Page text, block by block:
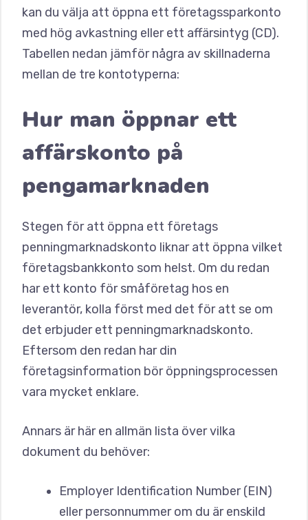
kan du välja att öppna ett företagssparkonto
med hög avkastning eller ett affärsintyg (CD).
Tabellen nedan jämför några av skillnaderna
mellan de tre kontotyperna:
Hur man öppnar ett
affärskonto på
pengamarknaden
Stegen för att öppna ett företags
penningmarknadskonto liknar att öppna vilket
företagsbankkonto som helst. Om du redan
har ett konto för småföretag hos en
leverantör, kolla först med det för att se om
det erbjuder ett penningmarknadskonto.
Eftersom den redan har din
företagsinformation bör öppningsprocessen
vara mycket enklare.
Annars är här en allmän lista över vilka
dokument du behöver:
Employer Identification Number (EIN)
eller personnummer om du är enskild